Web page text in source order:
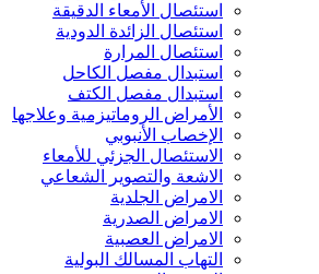
استئصال الأمعاء الدقيقة
استئصال الزائدة الدودية
استئصال المرارة
استبدال مفصل الكاحل
استبدال مفصل الكتف
الأمراض الروماتيزمية وعلاجها
الإخصاب الأنبوبي
الاستئصال الجزئي للأمعاء
الاشعة والتصوير الشعاعي
الامراض الجلدية
الامراض الصدرية
الامراض العصبية
التهاب المسالك البولية